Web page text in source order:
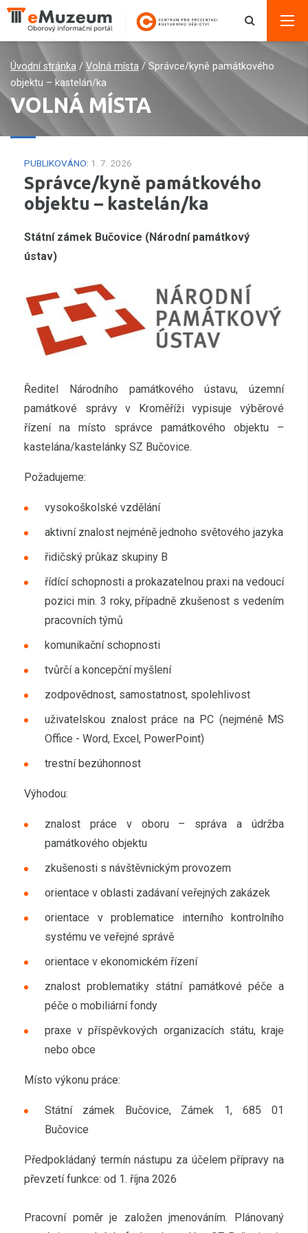
Úvodní stránka / Volná místa /Správce/kyně památkového
objektu – kastelán/ka
VOLNÁ MÍSTA
PUBLIKOVÁNO: 1. 7. 2026
Správce/kyně památkového
objektu – kastelán/ka
Státní zámek Bučovice (Národní památkový
ústav)
Ředitel Národního památkového ústavu, územní
památkové správy v Kroměříži vypisuje výběrové
řízení na místo správce památkového objektu –
kastelána/kastelánky SZ Bučovice.
Požadujeme:
vysokoškolské vzdělání
aktivní znalost nejméně jednoho světového jazyka
řidičský průkaz skupiny B
řídící schopnosti a prokazatelnou praxi na vedoucí
pozici min. 3 roky, případně zkušenost s vedením
pracovních týmů
komunikační schopnosti
tvůrčí a koncepční myšlení
zodpovědnost, samostatnost, spolehlivost
uživatelskou znalost práce na PC (nejméně MS
Office - Word, Excel, PowerPoint)
trestní bezúhonnost
Výhodou:
znalost práce v oboru – správa a údržba
památkového objektu
zkušenosti s návštěvnickým provozem
orientace v oblasti zadávaní veřejných zakázek
orientace v problematice interního kontrolního
systému ve veřejné správě
orientace v ekonomickém řízení
znalost problematiky státní památkové péče a
péče o mobiliární fondy
praxe v příspěvkových organizacích státu, kraje
nebo obce
Místo výkonu práce:
Státní zámek Bučovice, Zámek 1, 685 01
Bučovice
Předpokládaný termín nástupu za účelem přípravy na
převzetí funkce: od 1. října 2026
Pracovní poměr je založen jmenováním. Plánovaný